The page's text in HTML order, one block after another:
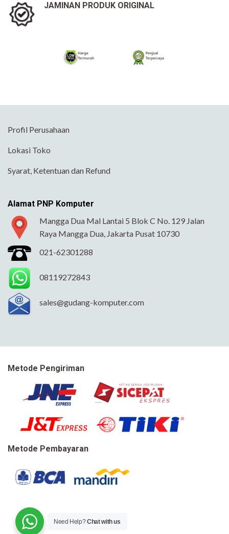
JAMINAN PRODUK ORIGINAL
Profil Perusahaan
Lokasi Toko
Syarat, Ketentuan dan Refund
Alamat PNP Komputer
Mangga Dua Mal Lantai 5 Blok C No. 129 Jalan
Raya Mangga Dua, Jakarta Pusat 10730
021-62301288
08119272843
sales@gudang-komputer.com
Metode Pengiriman
Metode Pembayaran
Need Help?Chat with us